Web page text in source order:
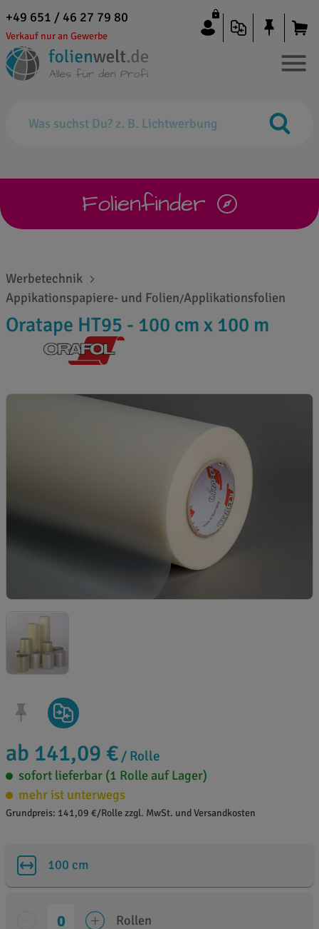
+49 651 / 46 27 79 80
Verkauf nur an Gewerbe
Folienfinder
Werbetechnik
Appikationspapiere- und Folien/Applikationsfolien
Oratape HT95 - 100 cm x 100 m
ab 141,09 € / Rolle
sofort lieferbar (1 Rolle auf Lager)
mehr ist unterwegs
Grundpreis: 141,09 €/Rolle zzgl. MwSt. und Versandkosten
100 cm
Rollen